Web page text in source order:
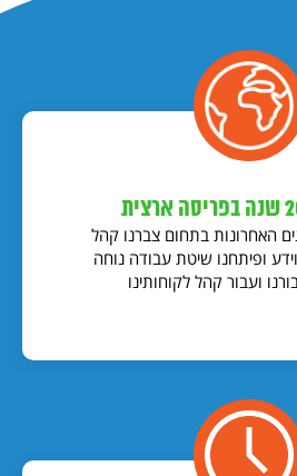
ה- 20 שנים האחרונות בתחום צברנו קהל
ופיתחנו שיטת עבודה נוחה
ועבור קהל לקוחותינו